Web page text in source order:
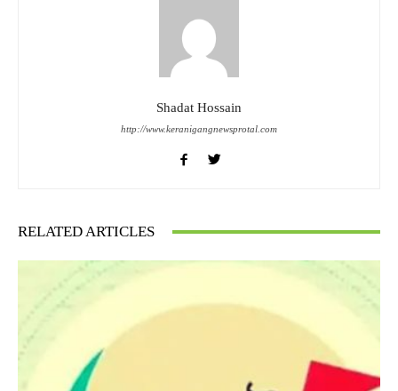
Shadat Hossain
http://www.keranigangnewsprotal.com
RELATED ARTICLES